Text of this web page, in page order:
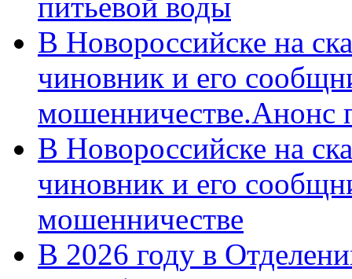
питьевой воды
В Новороссийске на
чиновник и его
мошенничестве.Анонс
В Новороссийске на
чиновник и его
мошенничестве
В 2026 году в